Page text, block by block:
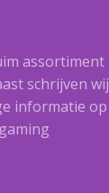
assortiment
schrijven wij
informatie op